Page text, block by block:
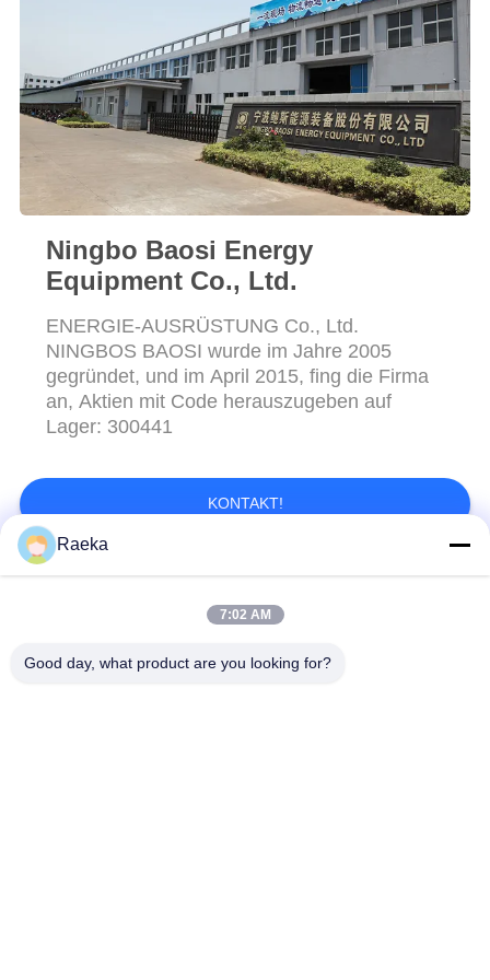
Ningbo Baosi Energy
Equipment Co., Ltd.
ENERGIE-AUSRÜSTUNG Co., Ltd.
NINGBOS BAOSI wurde im Jahre 2005
gegründet, und im April 2015, fing die Firma
an, Aktien mit Code herauszugeben auf
Lager: 300441
KONTAKT!
DrehschaufelVakuumpumpe Rollen-Vakuumpumpe
Raeka
7:02 AM
Good day, what product are you looking for?